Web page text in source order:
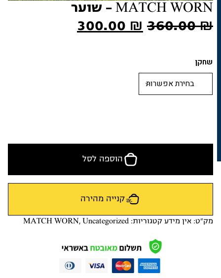
MATCH WORN – שוער
360.00₪
המחיר
360.00 ₪.
300.00₪
המחיר
שחקן
הוספה לסל
קנייה מהירה
מק"ט: אין מידע קטגוריות: MATCH WORN ,Uncategorized